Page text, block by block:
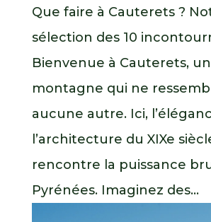
Que faire à Cauterets ?
sélection des 10
Bienvenue à Cauterets,
montagne qui ne
aucune autre. Ici,
l’architecture du XIXe
rencontre la puissance
Pyrénées. Imaginez des...